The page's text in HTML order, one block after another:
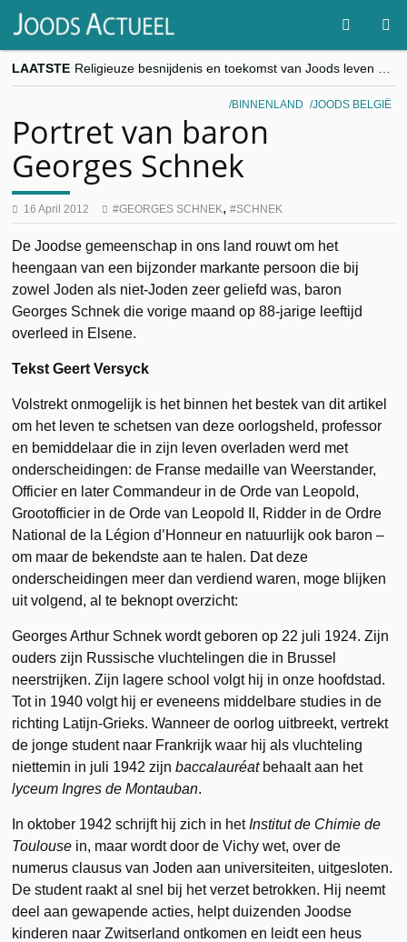
LAATSTE
“Besnijdenisdebat toont hoe moeilijk seculiere Westen minderheden begrijpt”, Jinnih Beels (Vooruit)
CITYTRIP | ROEMENIË – Boekarest: de verrassing van Oost-Europa
BINNENLAND JOODS BELGIË
Portret van baron
Georges Schnek
16 April 2012 GEORGES SCHNEK, SCHNEK
De Joodse gemeenschap in ons land rouwt om het
heengaan van een bijzonder markante persoon die bij
zowel Joden als niet-Joden zeer geliefd was, baron
Georges Schnek die vorige maand op 88-jarige leeftijd
overleed in Elsene.
Tekst Geert Versyck
Volstrekt onmogelijk is het binnen het bestek van dit artikel
om het leven te schetsen van deze oorlogsheld, professor
en bemiddelaar die in zijn leven overladen werd met
onderscheidingen: de Franse medaille van Weerstander,
Officier en later Commandeur in de Orde van Leopold,
Grootofficier in de Orde van Leopold II, Ridder in de Ordre
National de la Légion d’Honneur en natuurlijk ook baron –
om maar de bekendste aan te halen. Dat deze
onderscheidingen meer dan verdiend waren, moge blijken
uit volgend, al te beknopt overzicht:
Georges Arthur Schnek wordt geboren op 22 juli 1924. Zijn
ouders zijn Russische vluchtelingen die in Brussel
neerstrijken. Zijn lagere school volgt hij in onze hoofdstad.
Tot in 1940 volgt hij er eveneens middelbare studies in de
richting Latijn-Grieks. Wanneer de oorlog uitbreekt, vertrekt
de jonge student naar Frankrijk waar hij als vluchteling
niettemin in juli 1942 zijnbaccalauréatbehaalt aan het
lyceum Ingres de Montauban.
In oktober 1942 schrijft hij zich in het Institut de Chimie de
Toulouse in, maar wordt door de Vichy wet, over de
numerus clausus van Joden aan universiteiten, uitgesloten.
De student raakt al snel bij het verzet betrokken. Hij neemt
deel aan gewapende acties, helpt duizenden Joodse
kinderen naar Zwitserland ontkomen en leidt een heus